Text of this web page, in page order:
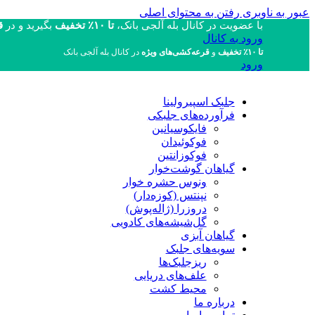
عبور به ناوبری رفتن به محتوای اصلی
با عضویت در کانال بله آلجی بانک، تا ۱۰٪ تخفیف بگیرید و در
ورود به کانال
تا ۱۰٪ تخفیف و قرعه‌کشی‌های ویژه در کانال بله آلجی بانک
ورود
جلبک اسپیرولینا
فرآورده‌های جلبکی
فایکوسیانین
فوکوئیدان
فوکوزانتین
گیاهان گوشت‌خوار
ونوس حشره خوار
نپنتس (کوزه‌دار)
دروزرا (ژاله‌پوش)
گل‌شیشه‌های کادویی
گیاهان آبزی
سویه‌های جلبک
ریزجلبک‌ها
علف‌های دریایی
محیط کشت
درباره ما